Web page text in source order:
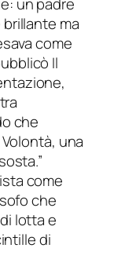
ma
come
Il
che
una
come
che
lotta e
di